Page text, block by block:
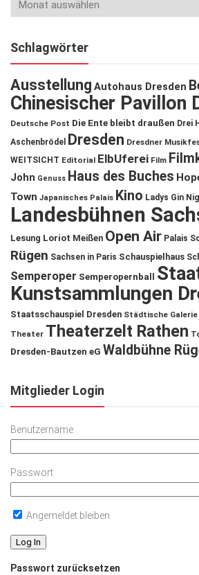
Schlagwörter
Ausstellung Autohaus Dresden
Chinesischer Pavillon
Deutsche Post Die Ente bleibt draußen Drei
Aschenbrödel
Dresden Dresdner
WEITSICHT Editorial ElbUferei Film
John Genuss Haus des Buches
Town Japanisches Palais Kino Ladys Gin
Landesbühnen
Lesung Loriot Meißen Open Air Palais
Rügen Sachsen in Paris Schauspielhaus
Semperoper Semperopernball
Kunstsammlungen
Staatsschauspiel Dresden Städtische Galerie
Theater Theaterzelt Rathen
Dresden-Bautzen eG Waldbühne
Mitglieder Login
Benutzername
Passwort
Angemeldet bleiben
Passwort zurücksetzen